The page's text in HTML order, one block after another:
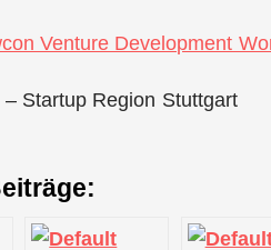
Venture Development
Startup Region Stuttgart